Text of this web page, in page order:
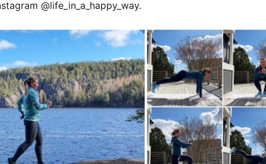
@life_in_a_happy_way.